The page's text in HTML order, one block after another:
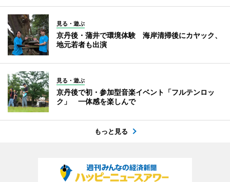
見る・遊ぶ
京丹後・蒲井で環境体験 海岸清掃後にカヤック、
地元若者も出演
見る・遊ぶ
京丹後で初・参加型音楽イベント「フルテンロッ
ク」 一体感を楽しんで
もっと見る